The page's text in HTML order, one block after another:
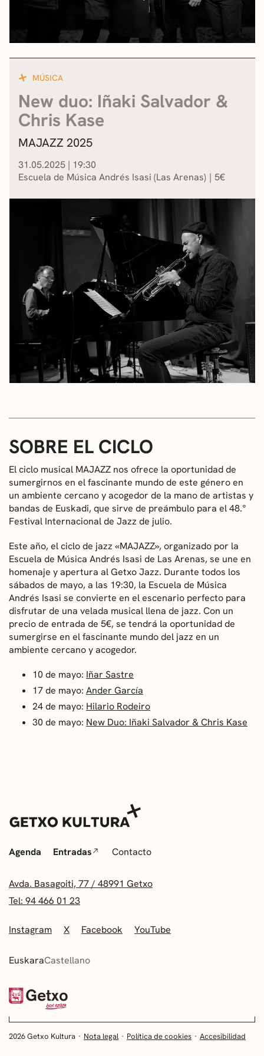
EUSKARA CASTELLANO
MÚSICA
New duo: Iñaki Salvador &
Chris Kase
MAJAZZ 2025
31.05.2025 | 19:30
Escuela de Música Andrés Isasi (Las Arenas)
5€
SOBRE EL CICLO
El ciclo musical MAJAZZ nos ofrece la oportunidad de
sumergirnos en el fascinante mundo de este género en
un ambiente cercano y acogedor de la mano de artistas y
bandas de Euskadi, que sirve de preámbulo para el 48.°
Festival Internacional de Jazz de julio.
Este año, el ciclo de jazz «MAJAZZ», organizado por la
Escuela de Música Andrés Isasi de Las Arenas, se une en
homenaje y apertura al Getxo Jazz. Durante todos los
sábados de mayo, a las 19:30, la Escuela de Música
Andrés Isasi se convierte en el escenario perfecto para
disfrutar de una velada musical llena de jazz. Con un
precio de entrada de 5€, se tendrá la oportunidad de
sumergirse en el fascinante mundo del jazz en un
ambiente cercano y acogedor.
10 de mayo: Iñar Sastre
17 de mayo: Ander García
24 de mayo: Hilario Rodeiro
30 de mayo: New Duo: Iñaki Salvador & Chris Kase
Agenda Entradas Contacto
Avda. Basagoiti, 77 / 48991 Getxo
Tel: 94 466 01 23
Instagram X Facebook YouTube
EuskaraCastellano
2026 Getxo Kultura Nota legal Política de cookies Accesibilidad